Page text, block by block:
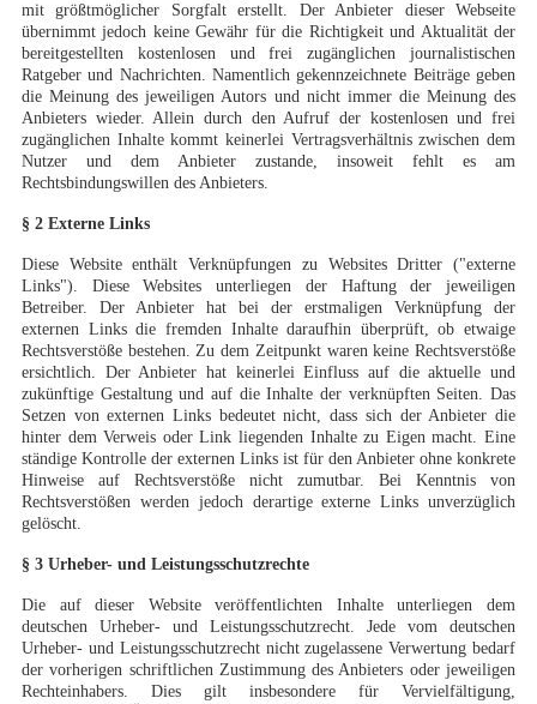
mit größtmöglicher Sorgfalt erstellt. Der Anbieter dieser Webseite
übernimmt jedoch keine Gewähr für die Richtigkeit und Aktualität der
bereitgestellten kostenlosen und frei zugänglichen journalistischen
Ratgeber und Nachrichten. Namentlich gekennzeichnete Beiträge geben
die Meinung des jeweiligen Autors und nicht immer die Meinung des
Anbieters wieder. Allein durch den Aufruf der kostenlosen und frei
zugänglichen Inhalte kommt keinerlei Vertragsverhältnis zwischen dem
Nutzer und dem Anbieter zustande, insoweit fehlt es am
Rechtsbindungswillen des Anbieters.
§ 2 Externe Links
Diese Website enthält Verknüpfungen zu Websites Dritter ("externe
Links"). Diese Websites unterliegen der Haftung der jeweiligen
Betreiber. Der Anbieter hat bei der erstmaligen Verknüpfung der
externen Links die fremden Inhalte daraufhin überprüft, ob etwaige
Rechtsverstöße bestehen. Zu dem Zeitpunkt waren keine Rechtsverstöße
ersichtlich. Der Anbieter hat keinerlei Einfluss auf die aktuelle und
zukünftige Gestaltung und auf die Inhalte der verknüpften Seiten. Das
Setzen von externen Links bedeutet nicht, dass sich der Anbieter die
hinter dem Verweis oder Link liegenden Inhalte zu Eigen macht. Eine
ständige Kontrolle der externen Links ist für den Anbieter ohne konkrete
Hinweise auf Rechtsverstöße nicht zumutbar. Bei Kenntnis von
Rechtsverstößen werden jedoch derartige externe Links unverzüglich
gelöscht.
§ 3 Urheber- und Leistungsschutzrechte
Die auf dieser Website veröffentlichten Inhalte unterliegen dem
deutschen Urheber- und Leistungsschutzrecht. Jede vom deutschen
Urheber- und Leistungsschutzrecht nicht zugelassene Verwertung bedarf
der vorherigen schriftlichen Zustimmung des Anbieters oder jeweiligen
Rechteinhabers. Dies gilt insbesondere für Vervielfältigung,